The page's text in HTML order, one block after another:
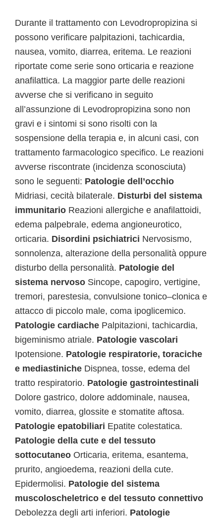
Durante il trattamento con Levodropropizina si
possono verificare palpitazioni, tachicardia,
nausea, vomito, diarrea, eritema. Le reazioni
riportate come serie sono orticaria e reazione
anafilattica. La maggior parte delle reazioni
avverse che si verificano in seguito
all’assunzione di Levodropropizina sono non
gravi e i sintomi si sono risolti con la
sospensione della terapia e, in alcuni casi, con
trattamento farmacologico specifico. Le reazioni
avverse riscontrate (incidenza sconosciuta)
sono le seguenti: Patologie dell’occhio
Midriasi, cecità bilaterale. Disturbi del sistema
immunitario Reazioni allergiche e anafilattoidi,
edema palpebrale, edema angioneurotico,
orticaria. Disordini psichiatrici Nervosismo,
sonnolenza, alterazione della personalità oppure
disturbo della personalità. Patologie del
sistema nervoso Sincope, capogiro, vertigine,
tremori, parestesia, convulsione tonico–clonica e
attacco di piccolo male, coma ipoglicemico.
Patologie cardiache Palpitazioni, tachicardia,
bigeminismo atriale. Patologie vascolari
Ipotensione. Patologie respiratorie, toraciche
e mediastiniche Dispnea, tosse, edema del
tratto respiratorio. Patologie gastrointestinali
Dolore gastrico, dolore addominale, nausea,
vomito, diarrea, glossite e stomatite aftosa.
Patologie epatobiliari Epatite colestatica.
Patologie della cute e del tessuto
sottocutaneo Orticaria, eritema, esantema,
prurito, angioedema, reazioni della cute.
Epidermolisi. Patologie del sistema
muscoloscheletrico e del tessuto connettivo
Debolezza degli arti inferiori. Patologie